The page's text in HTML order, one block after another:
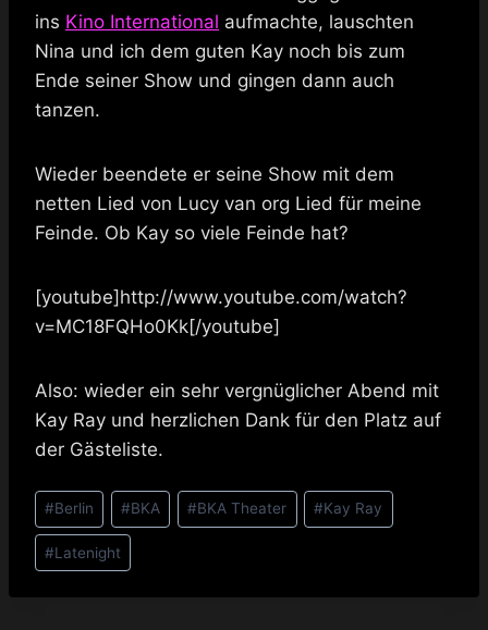
ins Kino International aufmachte, lauschten
Nina und ich dem guten Kay noch bis zum
Ende seiner Show und gingen dann auch
tanzen.
Wieder beendete er seine Show mit dem
netten Lied von Lucy van org Lied für meine
Feinde. Ob Kay so viele Feinde hat?
[youtube]http://www.youtube.com/watch?
v=MC18FQHo0Kk[/youtube]
Also: wieder ein sehr vergnüglicher Abend mit
Kay Ray und herzlichen Dank für den Platz auf
der Gästeliste.
Schlagworte:
#Berlin #BKA #BKA Theater #Kay Ray
#Latenight